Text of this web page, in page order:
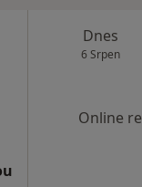
Dnes
6 Srpen
Online